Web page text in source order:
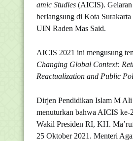
amic Studies (AICIS).
berlangsung di Kota Surakarta
UIN Raden Mas Said.
AICIS 2021 ini mengusung
Changing Global Context:
Reactualization and Public
Dirjen Pendidikan Islam M Ali
menuturkan bahwa AICIS ke-
Wakil Presiden RI, KH.
25 Oktober 2021. Menteri